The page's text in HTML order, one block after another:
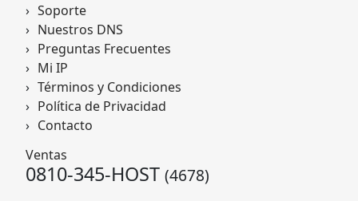
Soporte
Nuestros DNS
Preguntas Frecuentes
Mi IP
Términos y Condiciones
Política de Privacidad
Contacto
Ventas
0810-345-HOST (4678)